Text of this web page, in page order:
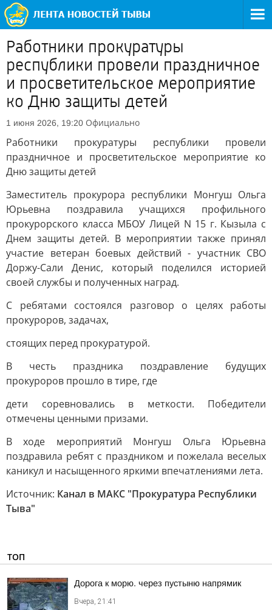
Работники прокуратуры
республики провели праздничное
и просветительское мероприятие
ко Дню защиты детей
1 июня 2026, 19:20 Официально
Работники прокуратуры республики провели
праздничное и просветительское мероприятие ко
Дню защиты детей
Заместитель прокурора республики Монгуш Ольга
Юрьевна поздравила учащихся профильного
прокурорского класса МБОУ Лицей N 15 г. Кызыла с
Днем защиты детей. В мероприятии также принял
участие ветеран боевых действий - участник СВО
Доржу-Сали Денис, который поделился историей
своей службы и полученных наград.
С ребятами состоялся разговор о целях работы
прокуроров, задачах,
стоящих перед прокуратурой.
В честь праздника поздравление будущих
прокуроров прошло в тире, где
дети соревновались в меткости. Победители
отмечены ценными призами.
В ходе мероприятий Монгуш Ольга Юрьевна
поздравила ребят с праздником и пожелала веселых
каникул и насыщенного яркими впечатлениями лета.
Источник: Канал в МАКС "Прокуратура Республики
Тыва"
ТОП
Дорога к морю. через пустыню напрямик
Вчера, 21:41